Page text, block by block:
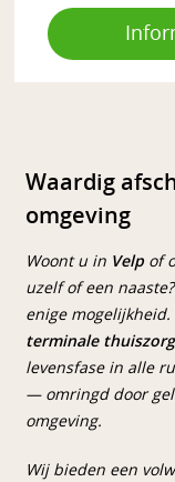
Waardig
omgeving
Woont u in Velpof
uzelf of een
enige
terminale thuiszorg
levensfase in alle
— omringd door
omgeving.
Wij bieden een